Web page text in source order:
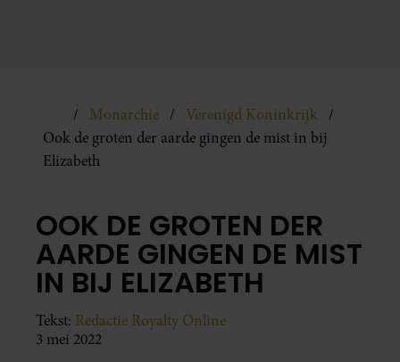
Monarchie
Verenigd Koninkrijk
Ook de groten der aarde gingen de mist in bij
Elizabeth
OOK DE GROTEN DER
AARDE GINGEN DE MIST
IN BIJ ELIZABETH
Tekst: Redactie Royalty Online
3 mei 2022